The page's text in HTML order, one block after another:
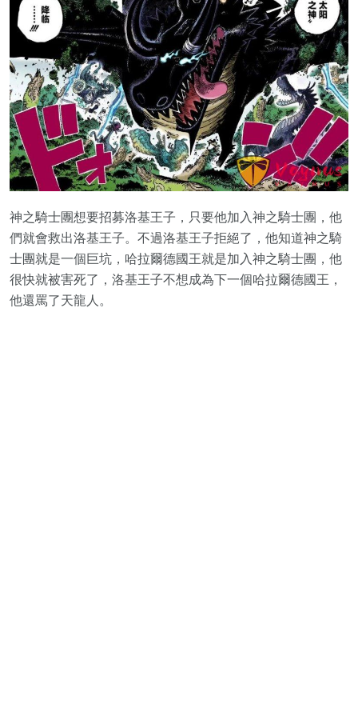
神之騎士團想要招募洛基王子，只要他加入神之騎士團，他
們就會救出洛基王子。不過洛基王子拒絕了，他知道神之騎
士團就是一個巨坑，哈拉爾德國王就是加入神之騎士團，他
很快就被害死了，洛基王子不想成為下一個哈拉爾德國王，
他還罵了天龍人。